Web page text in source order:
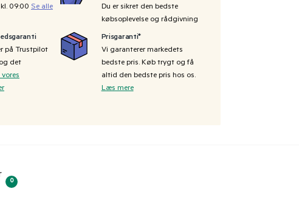
09:00 Se alle
Du er sikret den bedste
købsoplevelse og rådgivning
på Trustpilot
det
Prisgaranti*
Vi garanterer markedets
bedste pris. Køb trygt og få
altid den bedste pris hos os.
Læs mere
0